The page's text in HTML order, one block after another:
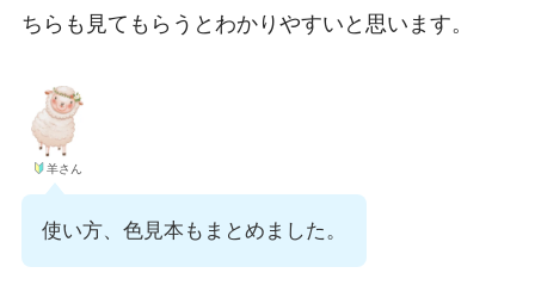
ちらも見てもらうとわかりやすいと思います。
羊さん
使い方、色見本もまとめました。